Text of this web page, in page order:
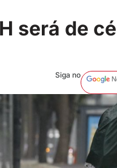
será de
Siga no